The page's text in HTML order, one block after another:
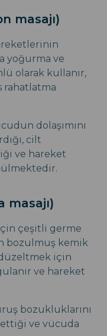
masajı)
yoğurma ve
olarak kullanır,
rahatlatma
dolaşımını
cilt
ve hareket
masajı)
çeşitli germe
bozulmuş kemik
için
ve hareket
bozukluklarını
ve vücuda